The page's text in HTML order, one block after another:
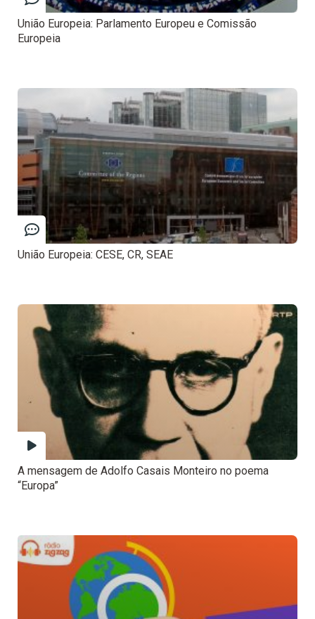
União Europeia: Parlamento Europeu e Comissão
Europeia
União Europeia: CESE, CR, SEAE
A mensagem de Adolfo Casais Monteiro no poema
“Europa”